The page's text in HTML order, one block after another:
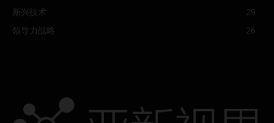
新兴技术
29
领导力战略
26